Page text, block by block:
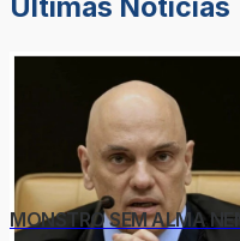
Últimas Notícias
MONSTRO SEM ALMA